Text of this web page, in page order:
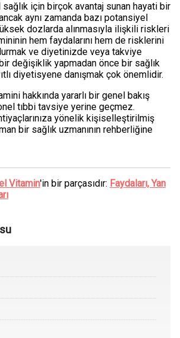
için birçok avantaj sunan hayati bir
aynı zamanda bazı potansiyel
dozlarda alınmasıyla ilişkili riskleri
hem faydalarını hem de risklerini
ve diyetinizde veya takviye
değişiklik yapmadan önce bir sağlık
diyetisyene danışmak çok önemlidir.
hakkında yararlı bir genel bakış
tıbbi tavsiye yerine geçmez.
yönelik kişiselleştirilmiş
bir sağlık uzmanının rehberliğine
Vitamin'in bir parçasıdır: Faydaları, Yan